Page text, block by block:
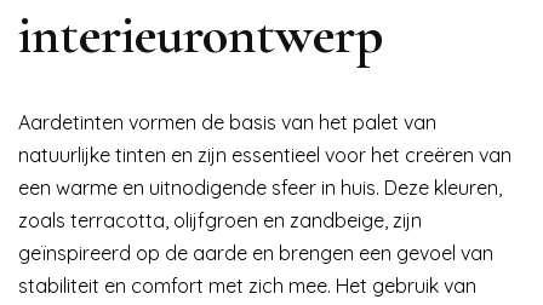
interieurontwerp
Aardetinten vormen de basis van het palet van
natuurlijke tinten en zijn essentieel voor het creëren van
een warme en uitnodigende sfeer in huis. Deze kleuren,
zoals terracotta, olijfgroen en zandbeige, zijn
geïnspireerd op de aarde en brengen een gevoel van
stabiliteit en comfort met zich mee. Het gebruik van